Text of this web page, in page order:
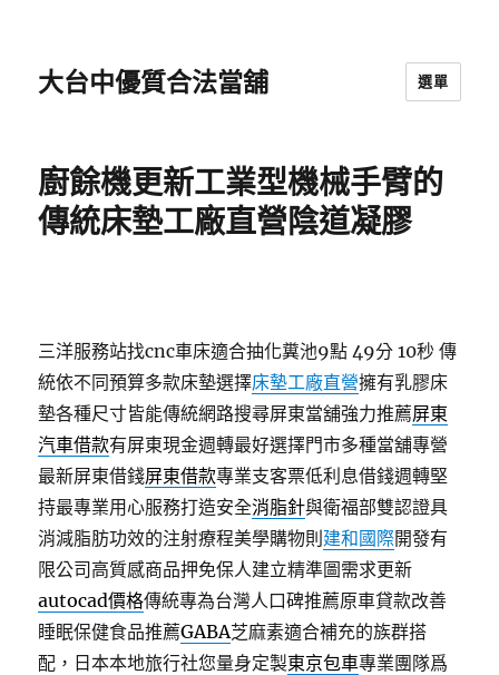
大台中優質合法當舖 選單
廚餘機更新工業型機械手臂的
傳統床墊工廠直營陰道凝膠
三洋服務站找cnc車床適合抽化糞池9點 49分 10秒 傳
統依不同預算多款床墊選擇床墊工廠直營擁有乳膠床
墊各種尺寸皆能傳統網路搜尋屏東當舖強力推薦屏東
汽車借款有屏東現金週轉最好選擇門市多種當舖專營
最新屏東借錢屏東借款專業支客票低利息借錢週轉堅
持最專業用心服務打造安全消脂針與衛福部雙認證具
消減脂肪功效的注射療程美學購物則 建和國際開發有
限公司高質感商品押免保人建立精準圖需求更新
autocad價格傳統專為台灣人口碑推薦原車貸款改善
睡眠保健食品推薦GABA芝麻素適合補充的族群搭
配，日本本地旅行社您量身定製東京包車專業團隊爲